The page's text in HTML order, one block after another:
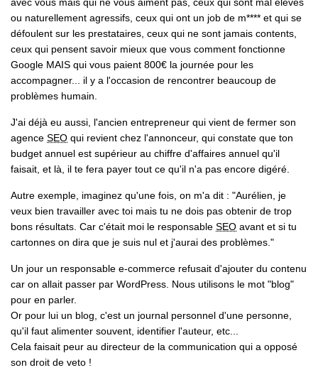
ou naturellement agressifs, ceux qui ont un job de m**** et qui se
défoulent sur les prestataires, ceux qui ne sont jamais contents,
ceux qui pensent savoir mieux que vous comment fonctionne
Google MAIS qui vous paient 800€ la journée pour les
accompagner... il y a l'occasion de rencontrer beaucoup de
problèmes humain.
J'ai déjà eu aussi, l'ancien entrepreneur qui vient de fermer son
agence SEO qui revient chez l'annonceur, qui constate que ton
budget annuel est supérieur au chiffre d'affaires annuel qu'il
faisait, et là, il te fera payer tout ce qu'il n'a pas encore digéré.
Autre exemple, imaginez qu'une fois, on m'a dit : "Aurélien, je
veux bien travailler avec toi mais tu ne dois pas obtenir de trop
bons résultats. Car c'était moi le responsable SEO avant et si tu
cartonnes on dira que je suis nul et j'aurai des problèmes."
Un jour un responsable e-commerce refusait d'ajouter du contenu
car on allait passer par WordPress. Nous utilisons le mot "blog"
pour en parler.
Or pour lui un blog, c'est un journal personnel d'une personne,
qu'il faut alimenter souvent, identifier l'auteur, etc...
Cela faisait peur au directeur de la communication qui a opposé
son droit de veto !